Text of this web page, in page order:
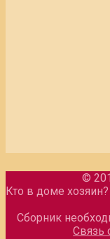
©
Кто в доме
Сборник
Связь